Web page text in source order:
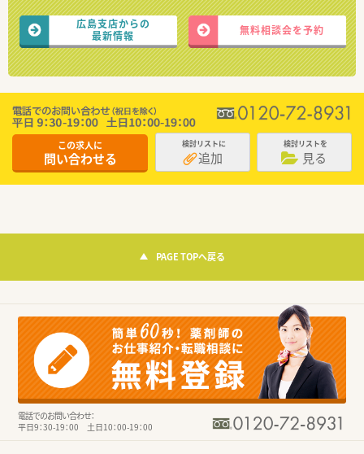
広島支店からの
最新情報
無料相談会を予約
この求人に
問い合わせる
検討リストに
追加
検討リストを
見る
PAGE TOPへ戻る
電話でのお問い合わせ：
平日9：30-19：00 土日10：00-19：00